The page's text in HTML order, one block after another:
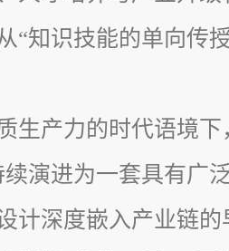
“知识技能的单向传
生产力的时代语境下
续演进为一套具有广
计深度嵌入产业链